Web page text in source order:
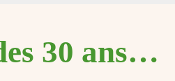
30 ans…